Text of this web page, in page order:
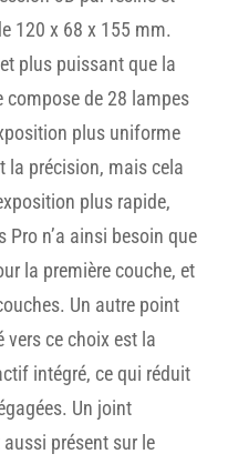
120 x 68 x 155 mm.
plus puissant que la
compose de 28 lampes
plus uniforme
la précision, mais cela
plus rapide,
n’a ainsi besoin que
la première couche, et
Un autre point
vers ce choix est la
intégré, ce qui réduit
Un joint
présent sur le